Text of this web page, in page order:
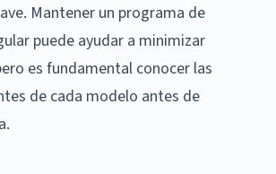
Mantener un programa de
puede ayudar a minimizar
es fundamental conocer las
de cada modelo antes de